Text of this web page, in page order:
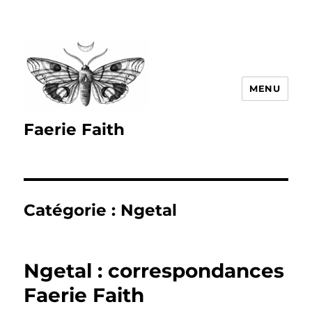
Faerie Faith
MENU
Catégorie : Ngetal
Ngetal : correspondances
Faerie Faith